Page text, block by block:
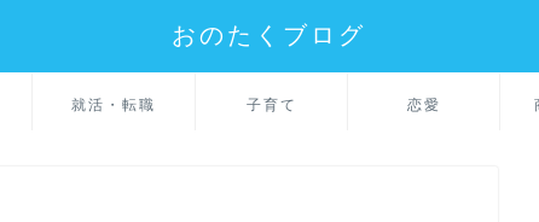
おのたくブログ
就活・転職 子育て 恋愛